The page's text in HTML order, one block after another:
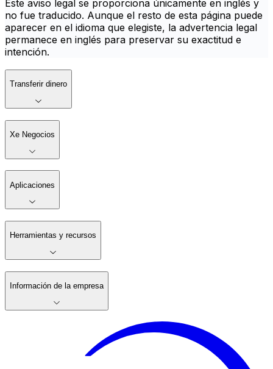
Este aviso legal se proporciona únicamente en inglés y
no fue traducido. Aunque el resto de esta página puede
aparecer en el idioma que elegiste, la advertencia legal
permanece en inglés para preservar su exactitud e
intención.
Transferir dinero
Xe Negocios
Aplicaciones
Herramientas y recursos
Información de la empresa